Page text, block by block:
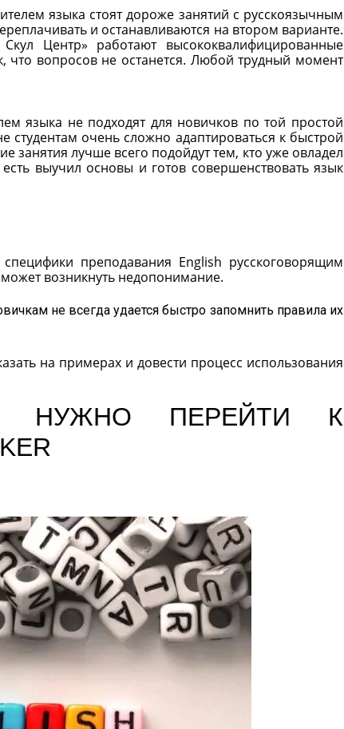
языка стоят дороже занятий с русскоязычным
и останавливаются на втором варианте.
Центр» работают высококвалифицированные
что вопросов не останется. Любой трудный момент
языка не подходят для новичков по той простой
студентам очень сложно адаптироваться к быстрой
занятия лучше всего подойдут тем, кто уже овладел
выучил основы и готов совершенствовать язык
преподавания English русскоговорящим
возникнуть недопонимание.
не всегда удается быстро запомнить правила их
на примерах и довести процесс использования
НУЖНО ПЕРЕЙТИ К